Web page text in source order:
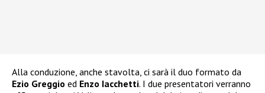
Alla conduzione, anche stavolta, ci sarà il duo formato da
Ezio Greggio ed Enzo Iacchetti. I due presentatori verranno